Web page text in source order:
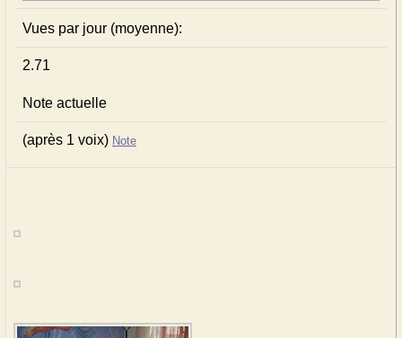
Vues par jour (moyenne):
2.71
Note actuelle
(après 1 voix) Note